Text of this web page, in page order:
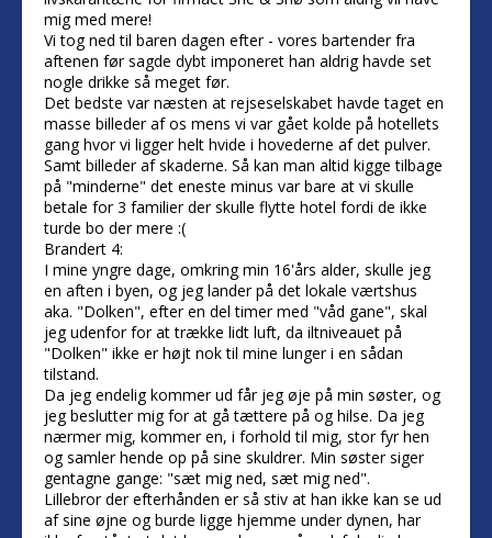
mig med mere!
Vi tog ned til baren dagen efter - vores bartender fra
aftenen før sagde dybt imponeret han aldrig havde set
nogle drikke så meget før.
Det bedste var næsten at rejseselskabet havde taget en
masse billeder af os mens vi var gået kolde på hotellets
gang hvor vi ligger helt hvide i hovederne af det pulver.
Samt billeder af skaderne. Så kan man altid kigge tilbage
på "minderne" det eneste minus var bare at vi skulle
betale for 3 familier der skulle flytte hotel fordi de ikke
turde bo der mere :(
Brandert 4:
I mine yngre dage, omkring min 16'års alder, skulle jeg
en aften i byen, og jeg lander på det lokale værtshus
aka. "Dolken", efter en del timer med "våd gane", skal
jeg udenfor for at trække lidt luft, da iltniveauet på
"Dolken" ikke er højt nok til mine lunger i en sådan
tilstand.
Da jeg endelig kommer ud får jeg øje på min søster, og
jeg beslutter mig for at gå tættere på og hilse. Da jeg
nærmer mig, kommer en, i forhold til mig, stor fyr hen
og samler hende op på sine skuldrer. Min søster siger
gentagne gange: "sæt mig ned, sæt mig ned".
Lillebror der efterhånden er så stiv at han ikke kan se ud
af sine øjne og burde ligge hjemme under dynen, har